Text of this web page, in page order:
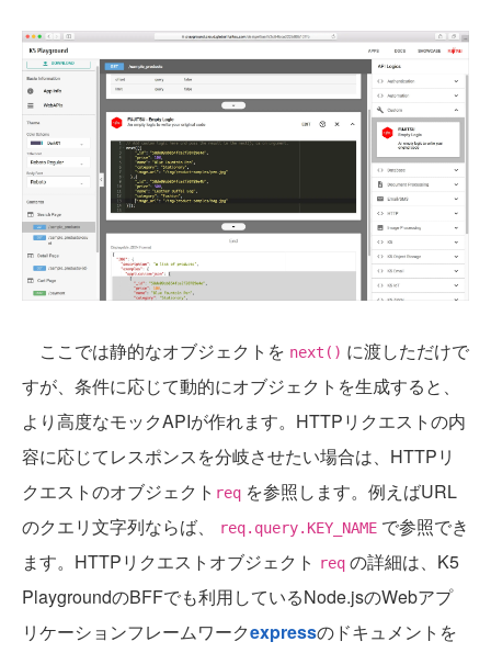
ここでは静的なオブジェクトを next() に渡しただけで
すが、条件に応じて動的にオブジェクトを生成すると、
より高度なモックAPIが作れます。HTTPリクエストの内
容に応じてレスポンスを分岐させたい場合は、HTTPリ
クエストのオブジェクト req を参照します。例えばURL
のクエリ文字列ならば、
req.query.KEY_NAME で参照でき
ます。HTTPリクエストオブジェクト
req の詳細は、K5
PlaygroundのBFFでも利用しているNode.jsのWebアプ
リケーションフレームワークexpressのドキュメントを